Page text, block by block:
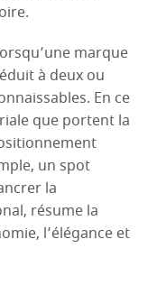
marque
à deux ou
En ce
que portent la
un spot
la
résume la
l’élégance et